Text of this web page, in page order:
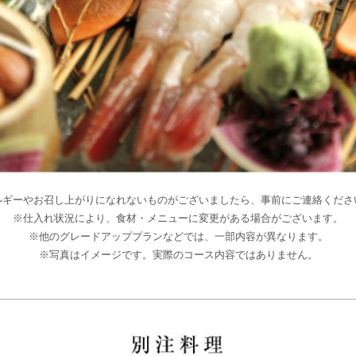
ーやお召し上がりになれないものがございましたら、事前にご連絡くださ
※仕入れ状況により、食材・メニューに変更がある場合がございます。
※他のグレードアッププランなどでは、一部内容が異なります。
※写真はイメージです。実際のコース内容ではありません。